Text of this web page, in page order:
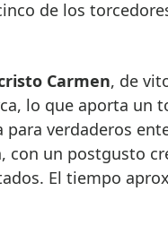
de los
Carmen, de
lo que aporta un
verdaderos
con un postgusto
El tiempo